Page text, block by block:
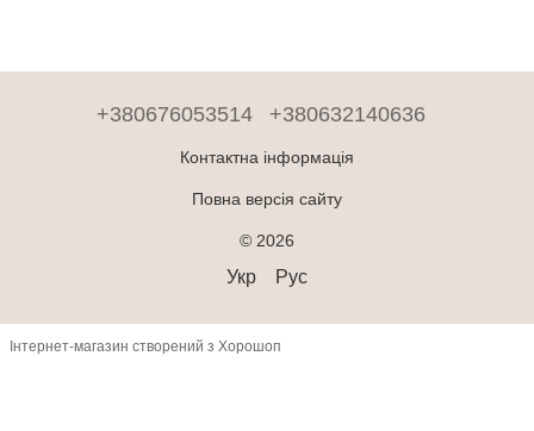
+380676053514 +380632140636
Контактна інформація
Повна версія сайту
© 2026
Укр Рус
Інтернет-магазин створений з Хорошоп